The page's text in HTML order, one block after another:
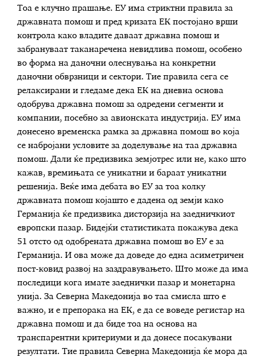
Тоа е клучно прашање. ЕУ има стриктни правила за
државната помош и пред кризата ЕК постојано врши
контрола како владите даваат државна помош и
забрануваат таканаречена невидлива помош, особено
во форма на даночни олеснувања на конкретни
даночни обврзници и сектори. Тие правила сега се
релаксирани и гледаме дека ЕК на дневна основа
одобрува државна помош за одредени сегменти и
компании, посебно за авионската индустрија. ЕУ има
донесено временска рамка за државна помош во која
се набројани условите за доделување на таа државна
помош. Дали ќе предизвика земјотрес или не, како што
кажав, времињата се уникатни и бараат уникатни
решенија. Веќе има дебата во ЕУ за тоа колку
државната помош којашто е дадена од земји како
Германија ќе предизвика дисторзија на заедничкиот
европски пазар. Бидејќи статистиката покажува дека
51 отсто од одобрената државна помош во ЕУ е за
Германија. И ова може да доведе до една асиметричен
пост-ковид развој на заздравувањето. Што може да има
последици кога имате заеднички пазар и монетарна
унија. За Северна Македонија во таа смисла што е
важно, и е препорака на ЕК, е да се воведе регистар на
државна помош и да биде тоа на основа на
транспарентни критериуми и да донесе посакувани
резултати. Тие правила Северна Македонија ќе мора да